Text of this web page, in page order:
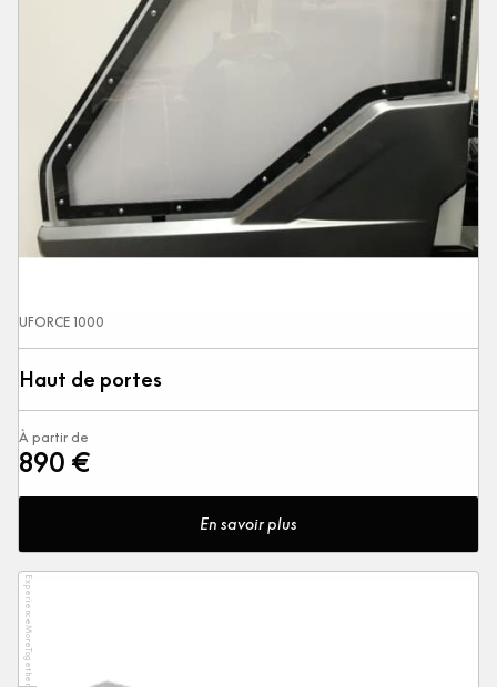
UFORCE 1000
Haut de portes
À partir de
890 €
En savoir plus
ExperienceMoreTogether